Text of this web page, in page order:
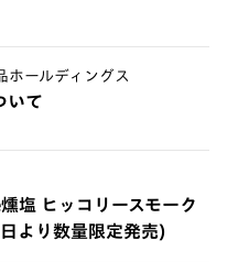
ホールディングス
いて
塩 ヒッコリースモーク
より数量限定発売)